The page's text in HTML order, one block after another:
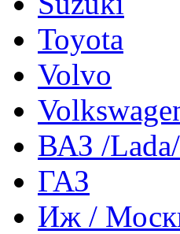
Toyota
Volvo
ВАЗ /
ГАЗ
Иж /